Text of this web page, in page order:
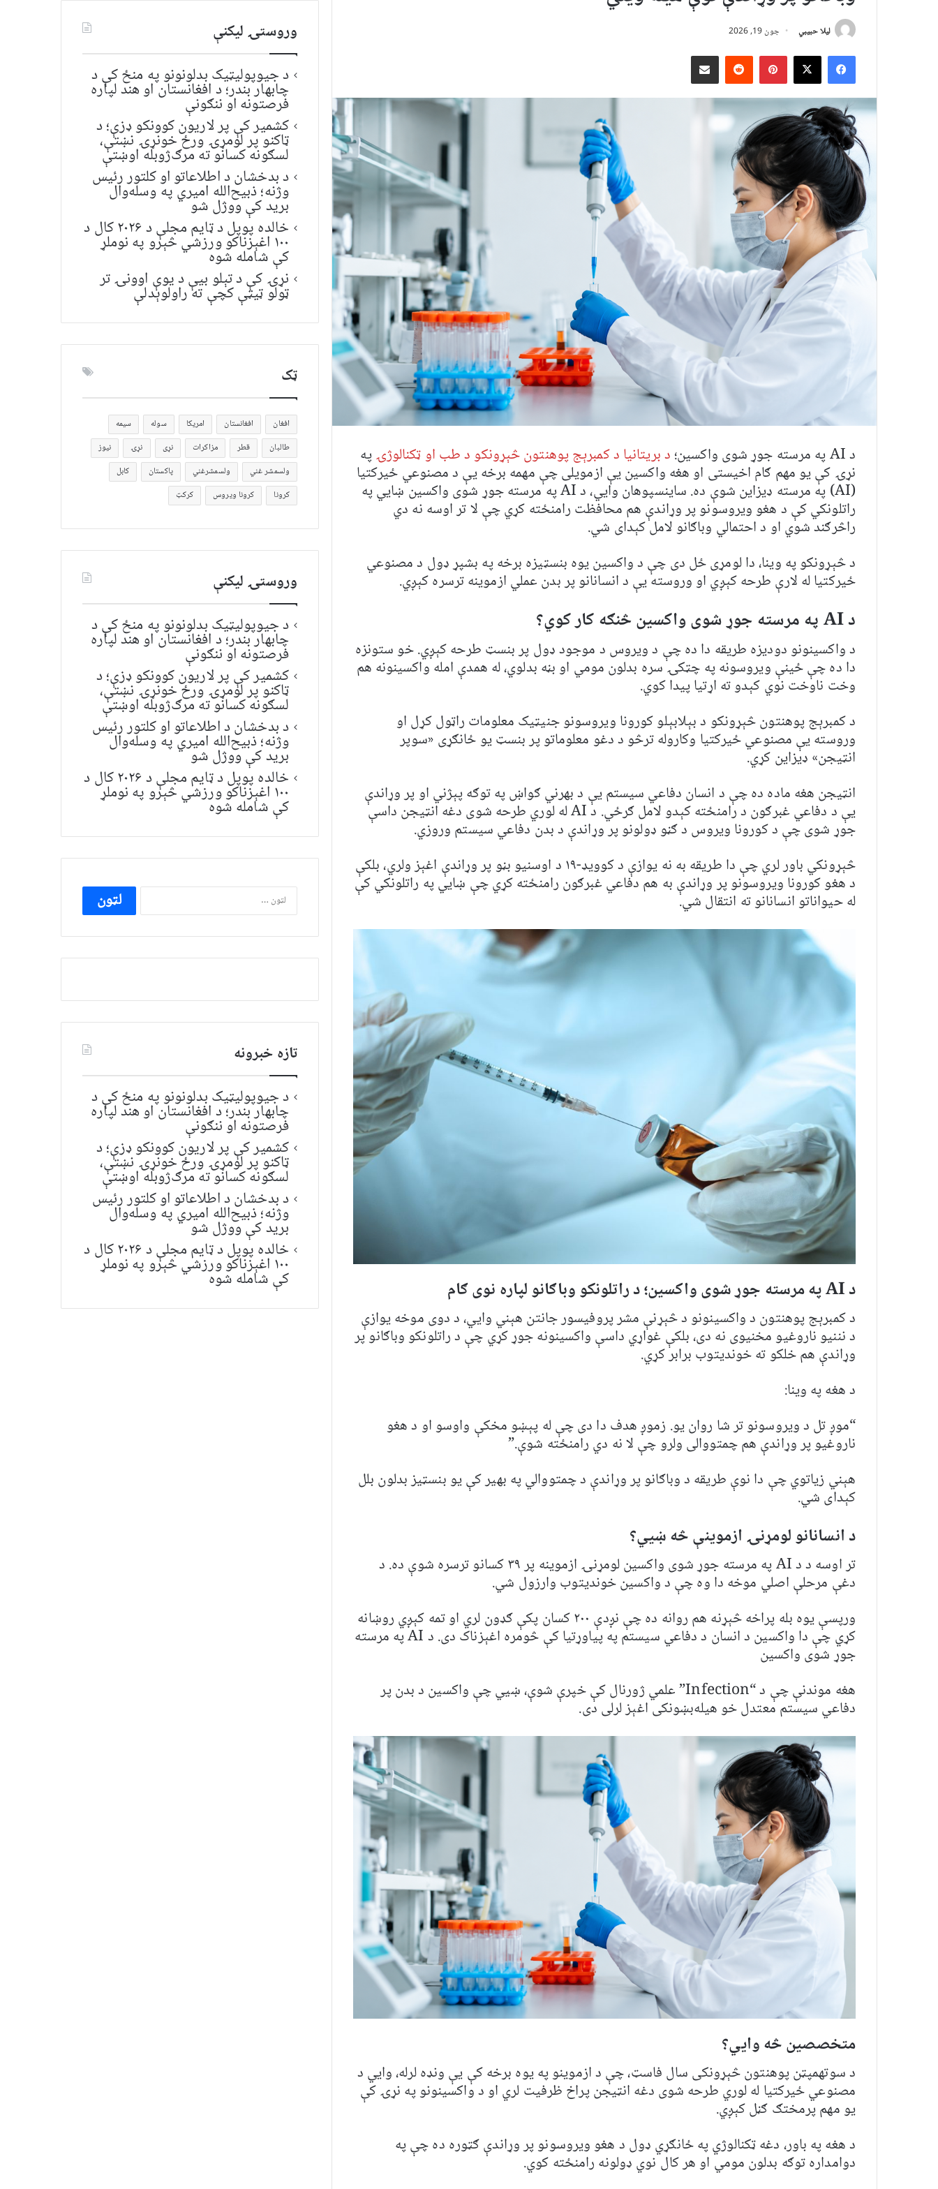
لیلا حبيبي جون 19, 2026
Facebook
X
Pinterest
Redditد بریښنالیک له لارې شریک کړئ
د AI په مرسته جوړ شوی واکسین؛ د بریتانیا د کمبرېج پوهنتون څېړونکو د طب او ټکنالوژۍپه
نړۍ کې یو مهم ګام اخیستی او هغه واکسین یې ازمویلی چې مهمه برخه یې د مصنوعي ځیرکتیا
(AI) په مرسته ډیزاین شوې ده. ساینسپوهان وايي، د AI په مرسته جوړ شوی واکسین ښايي په
راتلونکي کې د هغو ویروسونو پر وړاندې هم محافظت رامنځته کړي چې لا تر اوسه نه دي
راڅرګند شوي او د احتمالي وباګانو لامل کېدای شي.
د څېړونکو په وینا، دا لومړی ځل دی چې د واکسین یوه بنسټیزه برخه په بشپړ ډول د مصنوعي
ځیرکتیا له لارې طرحه کېږي او وروسته یې د انسانانو پر بدن عملي ازموینه ترسره کېږي.
د AI په مرسته جوړ شوی واکسین څنګه کار کوي؟
د واکسینونو دودیزه طریقه دا ده چې د ویروس د موجود ډول پر بنسټ طرحه کېږي. خو ستونزه
دا ده چې ځینې ویروسونه په چټکۍ سره بدلون مومي او بڼه بدلوي، له همدې امله واکسینونه هم
وخت ناوخت نوي کېدو ته اړتیا پیدا کوي.
د کمبرېج پوهنتون څېړونکو د بېلابېلو کورونا ویروسونو جنیټیک معلومات راټول کړل او
وروسته یې مصنوعي ځیرکتیا وکاروله ترڅو د دغو معلوماتو پر بنسټ یو ځانګړی «سوپر
انټيجن» ډیزاین کړي.
انټيجن هغه ماده ده چې د انسان دفاعي سیستم یې د بهرني ګواښ په توګه پېژني او پر وړاندې
یې د دفاعي غبرګون د رامنځته کېدو لامل ګرځي. د AI له لوري طرحه شوی دغه انټيجن داسې
جوړ شوی چې د کورونا ویروس د ګڼو ډولونو پر وړاندې د بدن دفاعي سیستم وروزي.
څېړونکي باور لري چې دا طریقه به نه یوازې د کوویډ-۱۹ د اوسنیو بڼو پر وړاندې اغېز ولري، بلکې
د هغو کورونا ویروسونو پر وړاندې به هم دفاعي غبرګون رامنځته کړي چې ښايي په راتلونکي کې
له حیواناتو انسانانو ته انتقال شي.
د AI په مرسته جوړ شوی واکسین؛ د راتلونکو وباګانو لپاره نوی ګام
د کمبرېج پوهنتون د واکسینونو د څېړنې مشر پروفیسور جانتن هېني وايي، د دوی موخه یوازې
د نننیو ناروغیو مخنیوی نه دی، بلکې غواړي داسې واکسینونه جوړ کړي چې د راتلونکو وباګانو پر
وړاندې هم خلکو ته خوندیتوب برابر کړي.
د هغه په وینا:
“موږ تل د ویروسونو تر شا روان یو. زموږ هدف دا دی چې له پېښو مخکې واوسو او د هغو
ناروغیو پر وړاندې هم چمتووالی ولرو چې لا نه دي رامنځته شوې.”
هېني زیاتوي چې دا نوې طریقه د وباګانو پر وړاندې د چمتووالي په بهیر کې یو بنسټیز بدلون بلل
کېدای شي.
د انسانانو لومړنۍ ازموینې څه ښيي؟
تر اوسه د د AI په مرسته جوړ شوی واکسین لومړنۍ ازموینه پر ۳۹ کسانو ترسره شوې ده. د
دغې مرحلې اصلي موخه دا وه چې د واکسین خوندیتوب وارزول شي.
ورپسې یوه بله پراخه څېړنه هم روانه ده چې نږدې ۲۰۰ کسان پکې ګډون لري او تمه کېږي روښانه
کړي چې دا واکسین د انسان د دفاعي سیستم په پیاوړتیا کې څومره اغېزناک دی. د AI په مرسته
جوړ شوی واکسین
هغه موندنې چې د “Infection” علمي ژورنال کې خپرې شوې، ښيي چې واکسین د بدن پر
دفاعي سیستم معتدل خو هیله‌بښونکی اغېز لرلی دی.
متخصصین څه وايي؟
د سوتهمپټن پوهنتون څېړونکی سال فاسټ، چې د ازموینو په یوه برخه کې یې ونډه لرله، وايي د
مصنوعي ځیرکتیا له لوري طرحه شوی دغه انټيجن پراخ ظرفیت لري او د واکسینونو په نړۍ کې
یو مهم پرمختګ ګڼل کېږي.
د هغه په باور، دغه ټکنالوژي په ځانګړي ډول د هغو ویروسونو پر وړاندې ګټوره ده چې په
دوامداره توګه بدلون مومي او هر کال نوي ډولونه رامنځته کوي.
وروستۍ ليکنې
د جیوپولیټیک بدلونونو په منځ کې د
چابهار بندر؛ د افغانستان او هند لپاره
فرصتونه او ننګونې
کشمیر کې پر لاریون کوونکو ډزې؛ د
ټاکنو پر لومړۍ ورځ خونړۍ نښتې،
لسګونه کسانو ته مرګ‌ژوبله اوښتې
د بدخشان د اطلاعاتو او کلتور رئیس
وژنه؛ ذبیح‌الله امیري په وسله‌وال
برید کې ووژل شو
خالده پوپل د ټایم مجلې د ۲۰۲۶ کال د
۱۰۰ اغېزناکو ورزشي څېرو په نوملړ
کې شامله شوه
نړۍ کې د تېلو بیې د یوې اوونۍ تر
ټولو ټیټې کچې ته راولوېدلې
ټک
افغان افغانستان امریکا سوله
سیمه
طالبان
قطر مزاکرات نړی نړۍ
نیوز
ولسمشر غني
ولسمشرغني پاکستان
کابل
کرونا
کرونا ویروس کرکټ
وروستۍ ليکنې
د جیوپولیټیک بدلونونو په منځ کې د
چابهار بندر؛ د افغانستان او هند لپاره
فرصتونه او ننګونې
کشمیر کې پر لاریون کوونکو ډزې؛ د
ټاکنو پر لومړۍ ورځ خونړۍ نښتې،
لسګونه کسانو ته مرګ‌ژوبله اوښتې
د بدخشان د اطلاعاتو او کلتور رئیس
وژنه؛ ذبیح‌الله امیري په وسله‌وال
برید کې ووژل شو
خالده پوپل د ټایم مجلې د ۲۰۲۶ کال د
۱۰۰ اغېزناکو ورزشي څېرو په نوملړ
کې شامله شوه
ددی
لپاره
لټون:
تازه خبرونه
د جیوپولیټیک بدلونونو په منځ کې د
چابهار بندر؛ د افغانستان او هند لپاره
فرصتونه او ننګونې
کشمیر کې پر لاریون کوونکو ډزې؛ د
ټاکنو پر لومړۍ ورځ خونړۍ نښتې،
لسګونه کسانو ته مرګ‌ژوبله اوښتې
د بدخشان د اطلاعاتو او کلتور رئیس
وژنه؛ ذبیح‌الله امیري په وسله‌وال
برید کې ووژل شو
خالده پوپل د ټایم مجلې د ۲۰۲۶ کال د
۱۰۰ اغېزناکو ورزشي څېرو په نوملړ
کې شامله شوه